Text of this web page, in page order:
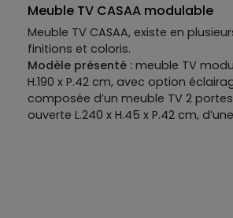
Meuble TV CASAA modulable
Meuble TV CASAA, existe en
finitions et coloris.
Modèle présenté :meuble TV
H.190 x P.42 cm, avec option
composée d’un meuble TV 2 portes,
ouverte L.240 x H.45 x P.42 cm,